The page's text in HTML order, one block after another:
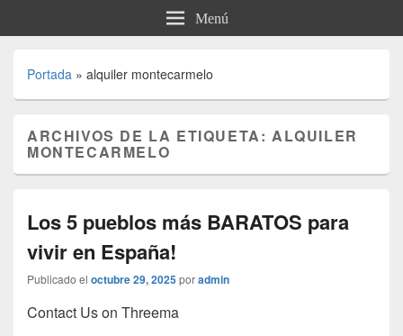
Menú
Portada » alquiler montecarmelo
ARCHIVOS DE LA ETIQUETA:ALQUILER
MONTECARMELO
Los 5 pueblos más BARATOS para
vivir en España!
Publicado el octubre 29, 2025poradmin
Contact Us on Threema